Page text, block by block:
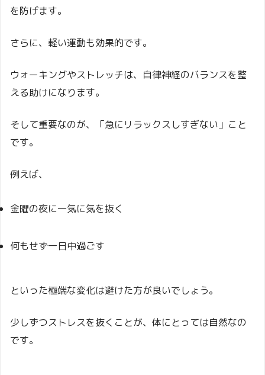
を防げます。
さらに、軽い運動も効果的です。
ウォーキングやストレッチは、自律神経のバランスを整
える助けになります。
そして重要なのが、「急にリラックスしすぎない」こと
です。
例えば、
金曜の夜に一気に気を抜く
何もせず一日中過ごす
といった極端な変化は避けた方が良いでしょう。
少しずつストレスを抜くことが、体にとっては自然なの
です。